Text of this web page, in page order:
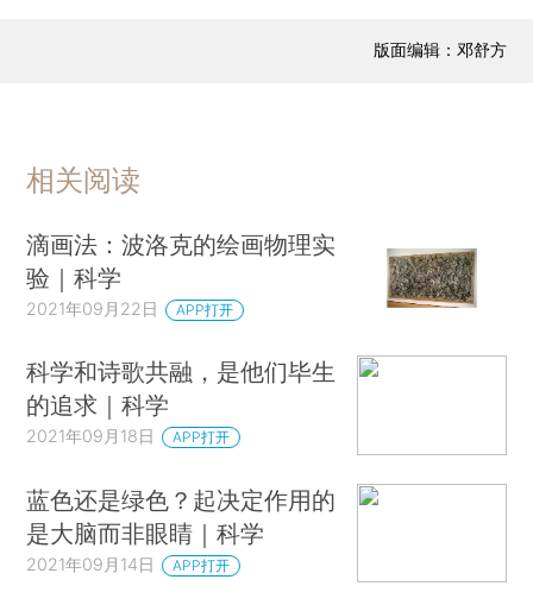
版面编辑：邓舒方
相关阅读
滴画法：波洛克的绘画物理实
验｜科学
2021年09月22日 APP打开
科学和诗歌共融，是他们毕生
的追求｜科学
2021年09月18日 APP打开
蓝色还是绿色？起决定作用的
是大脑而非眼睛｜科学
2021年09月14日 APP打开